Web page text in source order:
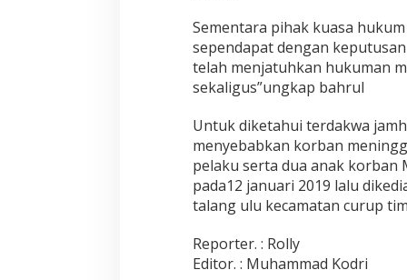
a
k
n
y
a
i
e
r
a
t
k
u
Sementara pihak kuasa
sependapat dengan
telah menjatuhkan hukuman
sekaligus”ungkap bahrul
Untuk diketahui terdakwa
menyebabkan korban
pelaku serta dua anak korban
pada12 januari 2019 lalu
talang ulu kecamatan curup
Reporter. : Rolly
Editor. : Muhammad Kodri